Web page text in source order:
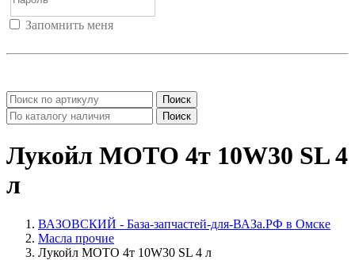
Запомнить меня
Поиск
Поиск
Лукойл МОТО 4т 10W30 SL 4
л
ВАЗОВСКИЙ - База-запчастей-для-ВАЗа.РФ в Омске
Масла прочие
Лукойл МОТО 4т 10W30 SL 4 л